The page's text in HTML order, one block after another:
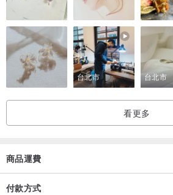
較介意色差者則不建議購買哦。
Ｑ：請問東西出貨後如何追蹤編號？
Ａ：我們出貨後一律會附上追蹤編號
也可以私訊等方式詢問我們哦!
台北市 台北市
看更多
商品運費
付款方式